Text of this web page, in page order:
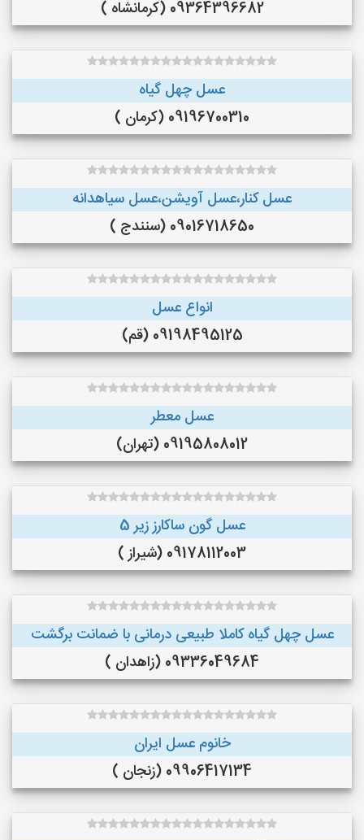
09364396682 (کرمانشاه )
عسل چهل گیاه
09196700310 (کرمان )
عسل کنار،عسل آویشن،عسل سیاهدانه
09016718650 (سنندج )
انواع عسل
09198495125 (قم)
عسل معطر
09195808012 (تهران)
عسل گون ساکارز زیر 5
09178112003 (شیراز )
عسل چهل گیاه کاملا طبیعی درمانی با ضمانت برگشت
09336049684 (زاهدان )
خانوم عسل ایران
09906417134 (زنجان )